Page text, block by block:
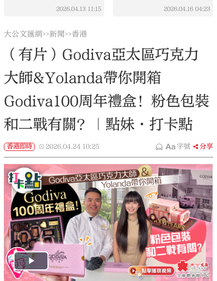
2026.04.13 11:15 2026.04.16 04:23
大公文匯網>>新聞>>香港
（有片）Godiva亞太區巧克力
大師&Yolanda帶你開箱
Godiva100周年禮盒！粉色包裝
和二戰有關？｜點妹•打卡點
香港即時 2026.04.24 10:25 字號 分享